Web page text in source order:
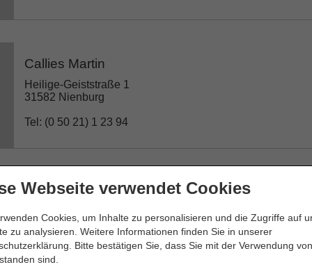
Webseite verwendet Cookies
Cookies, um Inhalte zu personalisieren und die Zugriffe auf
zu analysieren. Weitere Informationen finden Sie in unserer
Bitte bestätigen Sie, dass Sie mit der Verwendung
sind.
Callies Martin
Heilige-Geiststraße 1
31582 Nienburg
Tel: (0 50 21) 1 23 94
Dr. Edda Meyer-Krapp Rechtsanwältin
Weserstraße 19
31582 Nienburg
Tel: (0 50 21) 6 00 28 08